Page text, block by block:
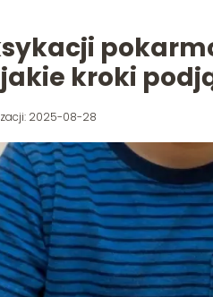
kroki
2025-08-28